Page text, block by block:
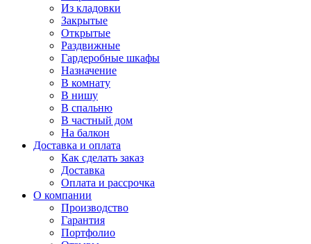
Из кладовки
Закрытые
Открытые
Раздвижные
Гардеробные шкафы
Назначение
В комнату
В нишу
В спальню
В частный дом
На балкон
Доставка и оплата
Как сделать заказ
Доставка
Оплата и рассрочка
О компании
Производство
Гарантия
Портфолио